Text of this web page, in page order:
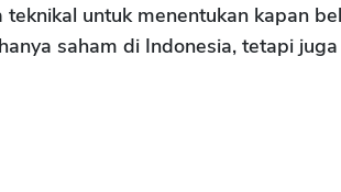
untuk menentukan kapan
hanya saham di Indonesia, tetapi